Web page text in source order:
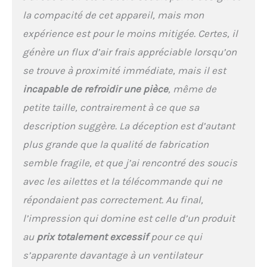
un fonctionnement
continu pendant
longtemps. Les
utilisateurs n’ont pas
fréquemment le réservoir
d'eau et peuvent profiter
refroidissement durable.
Fonctionnement ultra
un sommeil de qualité.
L'appareil offre un
et un fonctionnement très
silencieux, même la nuit ;
pas votre sommeil. Le
ventilateur à faible bruit et
la structure intérieure
optimisée garantissent un
la compacité de cet appareil, mais mon
expérience est pour le moins mitigée. Certes, il
génère un flux d’air frais appréciable lorsqu’on
se trouve à proximité immédiate, mais il est
incapable de refroidir une pièce, même de
petite taille, contrairement à ce que sa
description suggère. La déception est d’autant
plus grande que la qualité de fabrication
semble fragile, et que j’ai rencontré des soucis
avec les ailettes et la télécommande qui ne
répondaient pas correctement. Au final,
l’impression qui domine est celle d’un produit
au prix totalement excessifpour ce qui
s’apparente davantage à un ventilateur